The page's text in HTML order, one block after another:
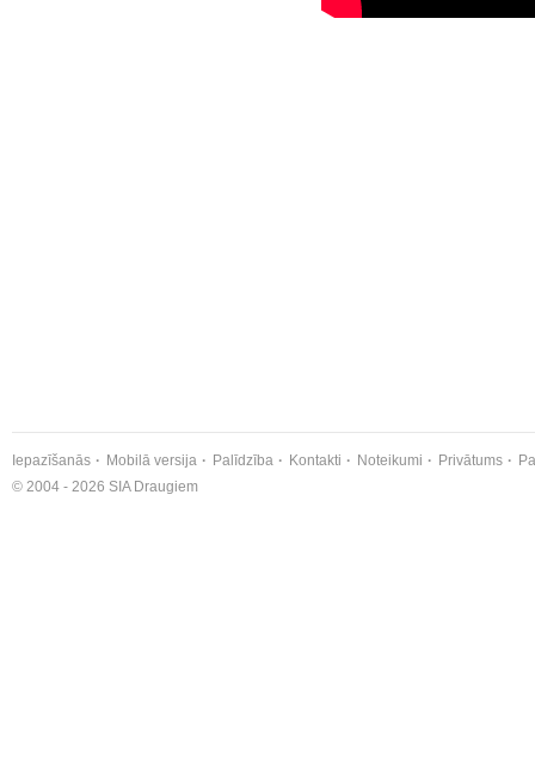
Iepazīšanās Mobilā versija Palīdzība Kontakti Noteikumi Privātums
© 2004 - 2026 SIA Draugiem